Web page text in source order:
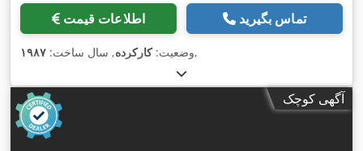
اطلاعات قیمت تماس بگیرید
وضعیت:کارکرده, سال ساخت: ۱۹۸۷ ,
آگهی کوچک